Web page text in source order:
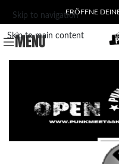
Skip to navigation
Skip to main content
ERÖFFNE
MENU